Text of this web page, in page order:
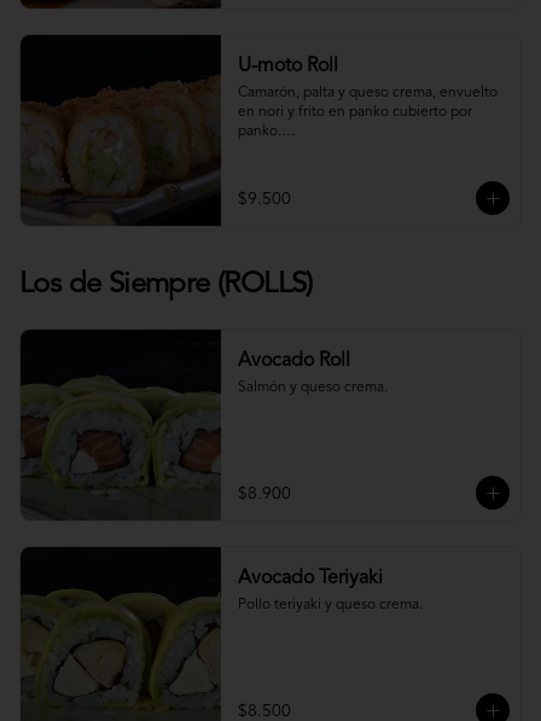
U-moto Roll
Camarón, palta y queso crema, envuelto
en nori y frito en panko cubierto por
panko.
$9.500
Los de Siempre (ROLLS)
Avocado Roll
Salmón y queso crema.
$8.900
Avocado Teriyaki
Pollo teriyaki y queso crema.
$8.500